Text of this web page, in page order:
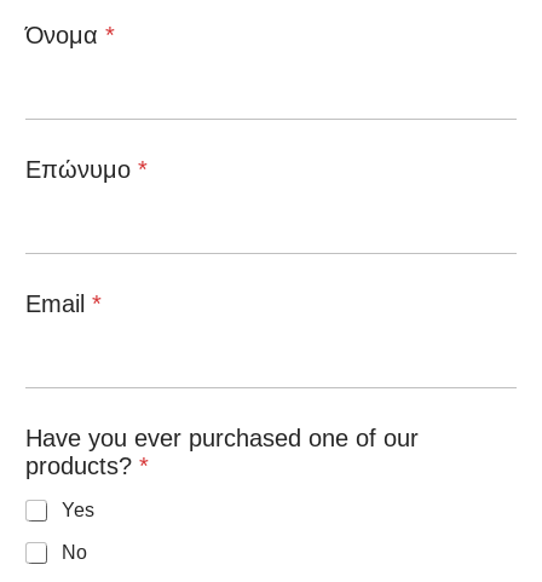
Όνομα *
Επώνυμο *
Email *
Have you ever purchased one of our
products? *
Yes
No